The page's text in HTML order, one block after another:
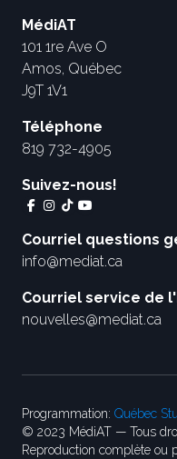
MédiAT
101 1re Ave O
Amos, Québec
J9T 1V1
Téléphone
819 732-4905
Suivez-nous!
Courriel questions
info@mediat.ca
Courriel service de
nouvelles@mediat.ca
Programmation: Québec
© 2023 MédiAT — Tous
Reproduction complète ou